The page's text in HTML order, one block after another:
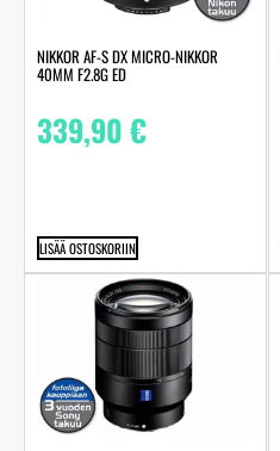
NIKKOR AF-S DX MICRO-NIKKOR
40MM F2.8G ED
339,90€
LISÄÄ OSTOSKORIIN